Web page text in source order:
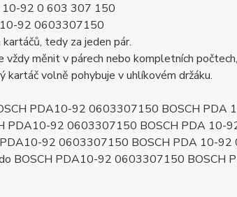
10-92 0 603 307 150
92 0603307150
tedy za jeden pár.
vždy měnit v párech nebo kompletních
volně pohybuje v uhlíkovém držáku.
PDA10-92 0603307150 BOSCH
PDA10-92 0603307150 BOSCH PDA 10-
PDA10-92 0603307150 BOSCH PDA 10-
BOSCH PDA10-92 0603307150 BOSCH